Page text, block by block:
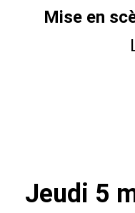
Mise en
Jeudi 5